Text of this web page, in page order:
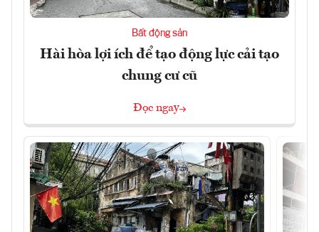
Bất động sản
Hài hòa lợi ích để tạo động lực cải tạo
chung cư cũ
Đọc ngay